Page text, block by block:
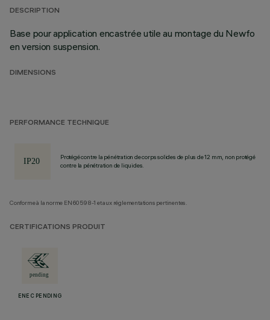
DESCRIPTION
Base pour application encastrée utile au montage du Newfo
en version suspension.
DIMENSIONS
PERFORMANCE TECHNIQUE
Protégé contre la pénétration de corps solides de plus de 12 mm, non protégé
contre la pénétration de liquides.
Conforme à la norme EN60598-1 et aux réglementations pertinentes.
CERTIFICATIONS PRODUIT
ENEC PENDING